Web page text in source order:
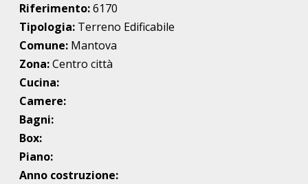
Riferimento:6170
Tipologia: Terreno Edificabile
Comune: Mantova
Zona:Centro città
Cucina:
Camere:
Bagni:
Box:
Piano:
Anno costruzione: